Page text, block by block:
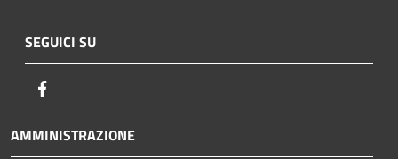
SEGUICI SU
AMMINISTRAZIONE